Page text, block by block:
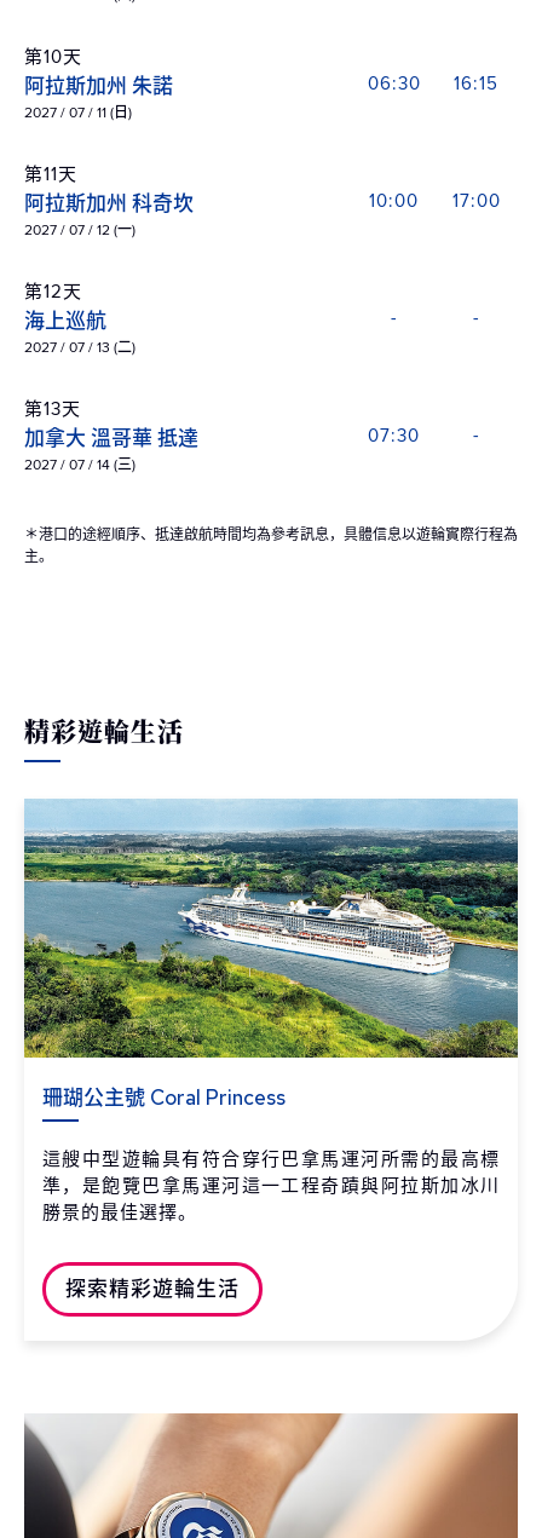
第10天
阿拉斯加州 朱諾
2027 / 07 / 11 (日)
06:30 16:15
第11天
阿拉斯加州 科奇坎
2027 / 07 / 12 (一)
10:00 17:00
第12天
海上巡航
2027 / 07 / 13 (二)
- -
第13天
加拿大 溫哥華 抵達
2027 / 07 / 14 (三)
07:30 -
＊港口的途經順序、抵達啟航時間均為參考訊息，具體信息以遊輪實際行程為
主。
精彩遊輪生活
珊瑚公主號 Coral Princess
這艘中型遊輪具有符合穿行巴拿馬運河所需的最高標
準，是飽覽巴拿馬運河這一工程奇蹟與阿拉斯加冰川
勝景的最佳選擇。
探索精彩遊輪生活